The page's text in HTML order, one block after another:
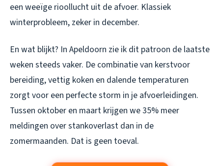
een weeïge rioollucht uit de afvoer. Klassiek
winterprobleem, zeker in december.
En wat blijkt? In Apeldoorn zie ik dit patroon de laatste
weken steeds vaker. De combinatie van kerstvoor
bereiding, vettig koken en dalende temperaturen
zorgt voor een perfecte storm in je afvoerleidingen.
Tussen oktober en maart krijgen we 35% meer
meldingen over stankoverlast dan in de
zomermaanden. Dat is geen toeval.